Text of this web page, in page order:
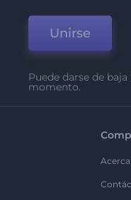
Unirse
Puede darse de
momento.